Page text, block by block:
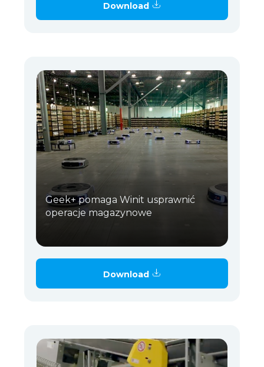
Download
Geek+ pomaga Winit usprawnić
operacje magazynowe
Download